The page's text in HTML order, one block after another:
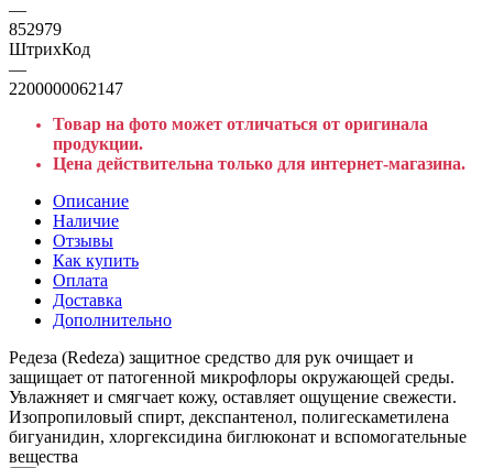
—
852979
ШтрихКод
—
2200000062147
Товар на фото может отличаться от оригинала
продукции.
Цена действительна только для интернет-магазина.
Описание
Наличие
Отзывы
Как купить
Оплата
Доставка
Дополнительно
Редеза (Redeza) защитное средство для рук очищает и
защищает от патогенной микрофлоры окружающей среды.
Увлажняет и смягчает кожу, оставляет ощущение свежести.
Изопропиловый спирт, декспантенол, полигескаметилена
бигуанидин, хлоргексидина биглюконат и вспомогательные
вещества